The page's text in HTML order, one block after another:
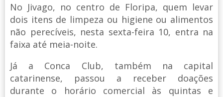
No Jivago, no centro de Floripa, quem levar
dois itens de limpeza ou higiene ou alimentos
não perecíveis, nesta sexta-feira 10, entra na
faixa até meia-noite.
Já a Conca Club, também na capital
catarinense, passou a receber doações
durante o horário comercial às quintas e